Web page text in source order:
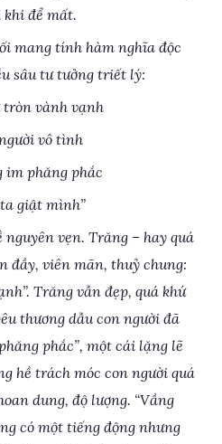
khi để mất.
mang tính hàm nghĩa độc
sâu tư tưởng triết lý:
tròn vành vạnh
vô tình
im phăng phắc
giật mình”
vẹn. Trăng – hay quá
đầy, viên mãn, thuỷ chung:
Trăng vẫn đẹp, quá khứ
thương dẫu con người đã
phắc”, một cái lặng lẽ
hề trách móc con người quá
dung, độ lượng. “Vầng
có một tiếng động nhưng